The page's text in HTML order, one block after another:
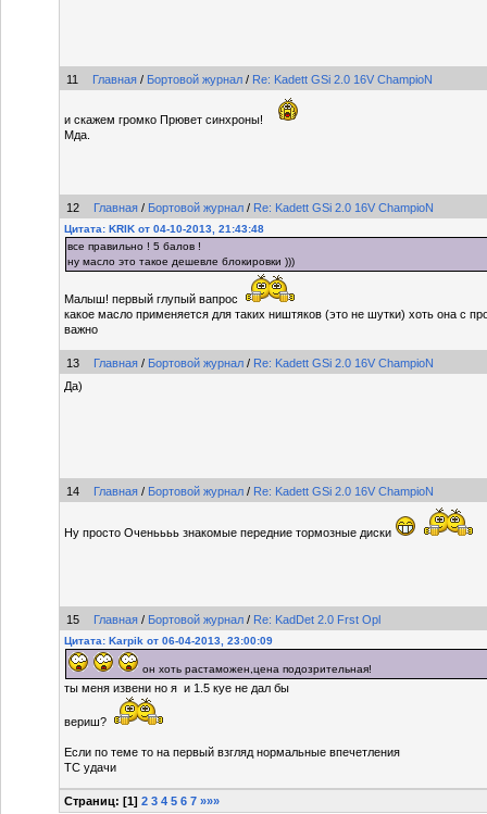
11 Главная / Бортовой журнал / Re: Kadett GSi 2.0 16V ChampioN
и скажем громко Прювет синхроны!
Мда.
12 Главная / Бортовой журнал / Re: Kadett GSi 2.0 16V ChampioN
Цитата: KRIK от 04-10-2013, 21:43:48
все правильно ! 5 балов !
ну масло это такое дешевле блокировки )))
Малыш! первый глупый вапрос
какое масло применяется для таких ништяков (это не шутки) хоть она с
важно
13 Главная / Бортовой журнал / Re: Kadett GSi 2.0 16V ChampioN
Да)
14 Главная / Бортовой журнал / Re: Kadett GSi 2.0 16V ChampioN
Ну просто Оченьььь знакомые передние тормозные диски
15 Главная / Бортовой журнал / Re: KadDet 2.0 Frst Opl
Цитата: Karpik от 06-04-2013, 23:00:09
он хоть растаможен,цена подозрительная!
ты меня извени но я и 1.5 куе не дал бы
вериш?
Если по теме то на первый взгляд нормальные впечетления
ТС удачи
Страниц: [1] 2 3 4 5 6 7 »»»